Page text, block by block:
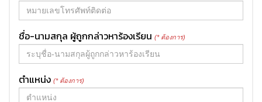
ชื่อ-นามสกุล ผู้ถูกกล่าวหาร้องเรียน (* ต้องการ)
ตำแหน่ง (* ต้องการ)